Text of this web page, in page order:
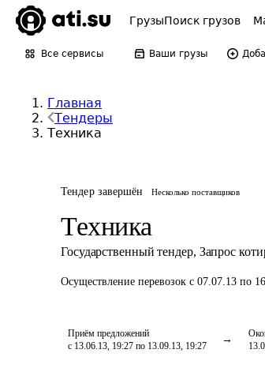
ГрузыПоиск грузов
Все сервисы Ваши грузы
Главная
Тендеры
Техника
Тендер завершён Несколько поставщиков
Техника
Государственный тендер, Запрос
Осуществление перевозок с 07.07.13 по
Приём предложений
с 13.06.13, 19:27 по 13.09.13, 19:27